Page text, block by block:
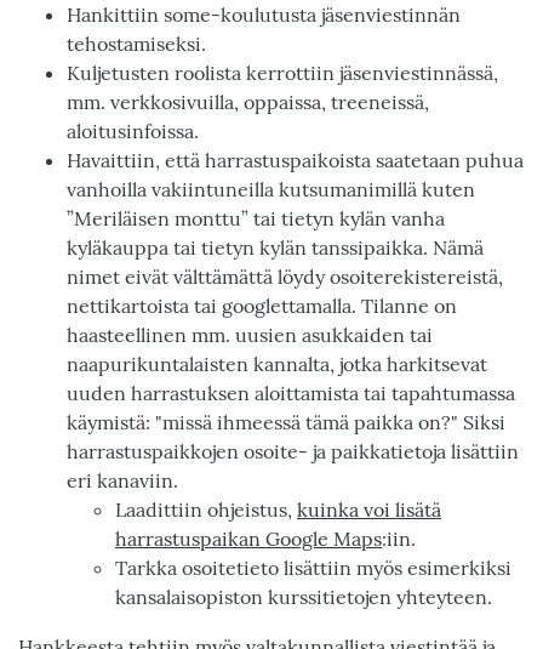
Hankittiin some-koulutusta jäsenviestinnän
tehostamiseksi.
Kuljetusten roolista kerrottiin jäsenviestinnässä,
mm. verkkosivuilla, oppaissa, treeneissä,
aloitusinfoissa.
Havaittiin, että harrastuspaikoista saatetaan puhua
vanhoilla vakiintuneilla kutsumanimillä kuten
”Meriläisen monttu” tai tietyn kylän vanha
kyläkauppa tai tietyn kylän tanssipaikka. Nämä
nimet eivät välttämättä löydy osoiterekistereistä,
nettikartoista tai googlettamalla. Tilanne on
haasteellinen mm. uusien asukkaiden tai
naapurikuntalaisten kannalta, jotka harkitsevat
uuden harrastuksen aloittamista tai tapahtumassa
käymistä: "missä ihmeessä tämä paikka on?" Siksi
harrastuspaikkojen osoite- ja paikkatietoja lisättiin
eri kanaviin.
Laadittiin ohjeistus, kuinka voi lisätä
harrastuspaikan Google Maps:iin.
Tarkka osoitetieto lisättiin myös esimerkiksi
kansalaisopiston kurssitietojen yhteyteen.